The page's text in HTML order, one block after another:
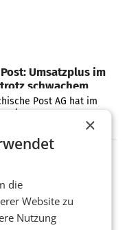
Umsatzplus im
schwachem
Post AG hat im
einen Konzernumsatz
erwirtschaftet, was
gegenüber dem
Gewinn
AMSTERDAM. Der
hat im
operativ
×
die
Website zu
Nutzung